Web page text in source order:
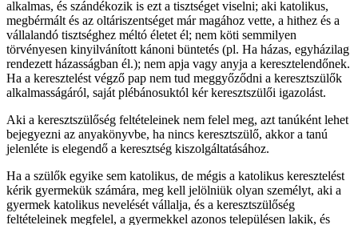
alkalmas, és szándékozik is ezt a tisztséget viselni; aki katolikus,
megbérmált és az oltáriszentséget már magához vette, a hithez és a
vállalandó tisztséghez méltó életet él; nem köti semmilyen
törvényesen kinyilvánított kánoni büntetés (pl. Ha házas, egyházilag
rendezett házasságban él.); nem apja vagy anyja a keresztelendőnek.
Ha a keresztelést végző pap nem tud meggyőződni a keresztszülők
alkalmasságáról, saját plébánosuktól kér keresztszülői igazolást.
Aki a keresztszülőség feltételeinek nem felel meg, azt tanúként lehet
bejegyezni az anyakönyvbe, ha nincs keresztszülő, akkor a tanú
jelenléte is elegendő a keresztség kiszolgáltatásához.
Ha a szülők egyike sem katolikus, de mégis a katolikus keresztelést
kérik gyermekük számára, meg kell jelölniük olyan személyt, aki a
gyermek katolikus nevelését vállalja, és a keresztszülőség
feltételeinek megfelel, a gyermekkel azonos településen lakik, és